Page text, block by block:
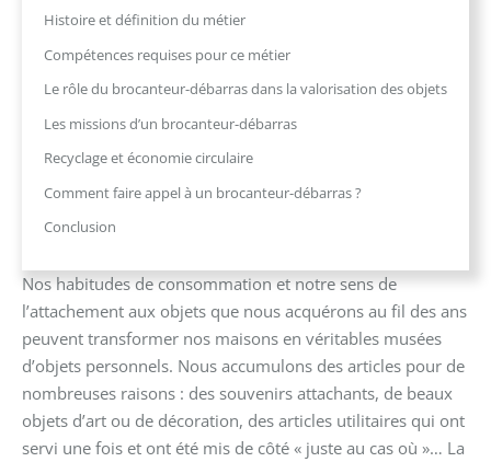
Histoire et définition du métier
Compétences requises pour ce métier
Le rôle du brocanteur-débarras dans la valorisation des objets
Les missions d’un brocanteur-débarras
Recyclage et économie circulaire
Comment faire appel à un brocanteur-débarras ?
Conclusion
Nos habitudes de consommation et notre sens de
l’attachement aux objets que nous acquérons au fil des ans
peuvent transformer nos maisons en véritables musées
d’objets personnels. Nous accumulons des articles pour de
nombreuses raisons : des souvenirs attachants, de beaux
objets d’art ou de décoration, des articles utilitaires qui ont
servi une fois et ont été mis de côté « juste au cas où »… La